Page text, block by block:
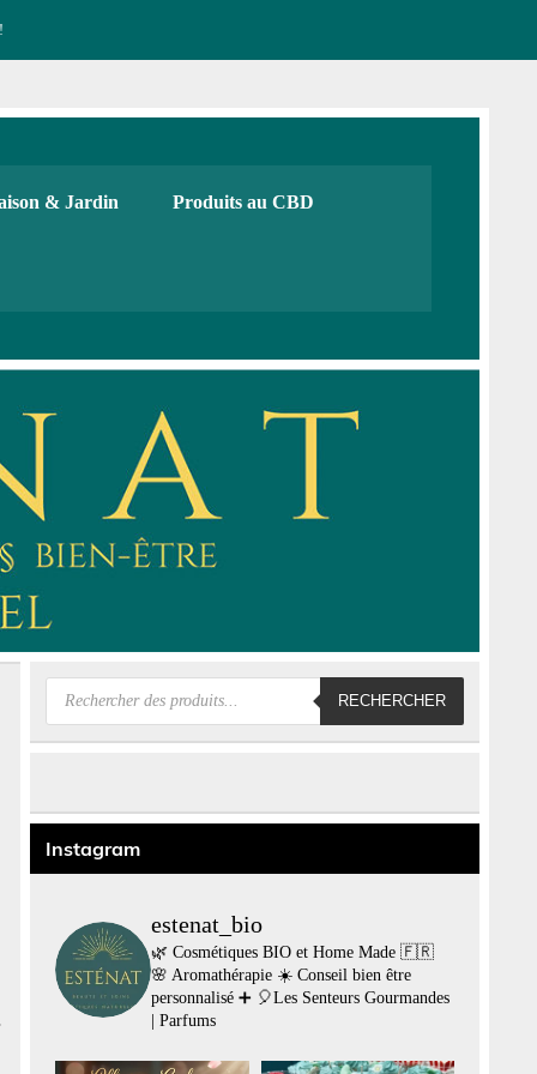
français Bio
& Jardin
Produits au CBD
Recherche
produits
RECHERCHER
Instagram
estenat_bio
🌿 Cosmétiques BIO et Home Made 🇫🇷
🌸 Aromathérapie ☀️ Conseil bien être
personnalisé ➕ 🎈Les Senteurs Gourmandes
| Parfums